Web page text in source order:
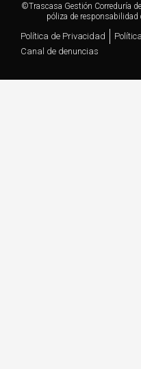
©Trascasa Gestión Correduría
póliza de
Política de Privacidad
Canal de denuncias